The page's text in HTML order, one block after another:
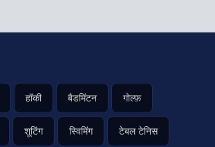
हॉकी बैडमिंटन गोल्फ़
शूटिंग स्विमिंग टेबल टेनिस